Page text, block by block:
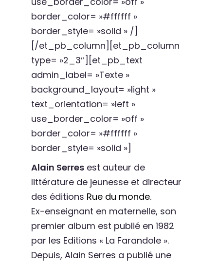
border_color= »#ffffff »
border_style= »solid » /]
[/et_pb_column][et_pb_column
type= »2_3″][et_pb_text
admin_label= »Texte »
background_layout= »light »
text_orientation= »left »
use_border_color= »off »
border_color= »#ffffff »
border_style= »solid »]
Alain Serres est auteur de
littérature de jeunesse et directeur
des éditions Rue du monde.
Ex-enseignant en maternelle, son
premier album est publié en 1982
par les Editions « La Farandole ».
Depuis, Alain Serres a publié une